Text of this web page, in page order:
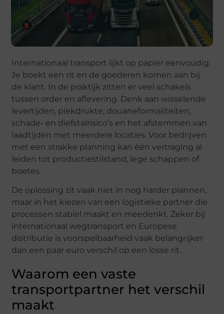
Internationaal transport lijkt op papier eenvoudig.
Je boekt een rit en de goederen komen aan bij
de klant. In de praktijk zitten er veel schakels
tussen order en aflevering. Denk aan wisselende
levertijden, piekdrukte, douaneformaliteiten,
schade- en diefstalrisico’s en het afstemmen van
laadtijden met meerdere locaties. Voor bedrijven
met een strakke planning kan één vertraging al
leiden tot productiestilstand, lege schappen of
boetes.
De oplossing zit vaak niet in nog harder plannen,
maar in het kiezen van een logistieke partner die
processen stabiel maakt en meedenkt. Zeker bij
internationaal wegtransport en Europese
distributie is voorspelbaarheid vaak belangrijker
dan een paar euro verschil op een losse rit.
Waarom een vaste
transportpartner het verschil
maakt